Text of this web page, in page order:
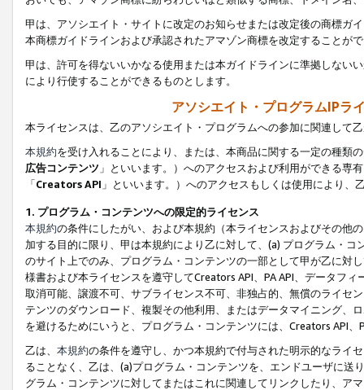
甲は、アソシエイト・サイトに改定のお知らせまたは改定後の商標ガ
本商標ガイドラインおよび承認されたアマゾン商標を改定することが
甲は、許可を得ないいかなる使用または本ガイドラインに準拠しない
により行使することができるものとします。
アソシエイト・プログラムIPラ
本ライセンスは、乙のアソシエイト・プログラムへの参加に関連して
本規約を受け入れることにより、または、本商品に関する一定の種類
広告コンテンツ 」といいます。）へのアクセスおよび利用ができる専
「Creators API 」といいます。）へのアクセスもしくは使用により
1. プログラム・コンテンツへの限定的ライセンス
本規約の条件にしたがい、および本規約（本ライセンスおよびその他
加する目的に限り、甲は本規約により乙に対して、(a) プログラム・
のサイト上でのみ、プログラム・コンテンツの一部として甲が乙に対
様書および本ライセンスを遵守してCreators API、PA API、データフ
取消可能、譲渡不可、サブライセンス不可、非独占的、無償のライセ
テンツのダウンロード、複製その他利用、またはデータマイニング、
を避けるためにいうと、プログラム・コンテンツには、Creators API
乙は、 本規約の条件を遵守し、かつ本規約で付与された明示的なライ
ることなく、乙は、(a)プログラム・コンテンツを、エンドユーザに
グラム・コンテンツに対してまたはこれに関連してリンクしたり、ア